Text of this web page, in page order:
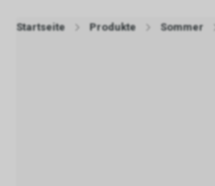
Startseite Produkte Sommer